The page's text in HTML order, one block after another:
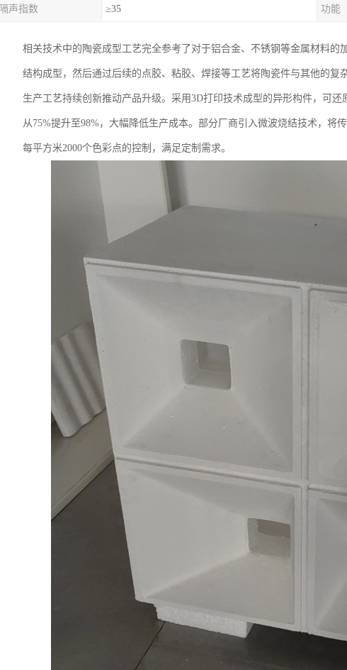
隔声指数 ≥35 功能
相关技术中的陶瓷成型工艺完全参考了对于铝合金、不锈钢等金属材料
结构成型，然后通过后续的点胶、粘胶、焊接等工艺将陶瓷件与其他的复
生产工艺持续创新推动产品升级。采用3D打印技术成型的异形构件，可
从75%提升至98%，大幅降低生产成本。部分厂商引入微波烧结技术，将
每平方米2000个色彩点的控制，满足定制需求。